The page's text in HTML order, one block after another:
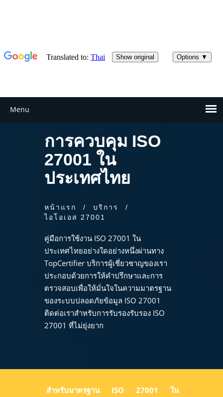
การควบคุม ISO
27001 ใน
ประเทศไทย
หน้าแรก / บริการ
/
ไอโอเอส 27001
คู่มือการใช้งาน ISO 27001 ใน
ประเทศไทยอย่างใดอย่างหนึ่งผ่านทาง
TopCertifier บริการผู้เชี่ยวชาญของเรา
ประกอบด้วยการให้คำปรึกษาและการ
ตรวจสอบเพื่อให้มั่นใจในความมาตรฐาน
ของระบบปลอดภัยข้อมูล ISO 27001
ติดต่อเราสำหรับการรับรองรับรอง ISO
27001 ที่ไม่ยุ่งยาก
สำหรับมาตรฐาน ISO 27001 ใน